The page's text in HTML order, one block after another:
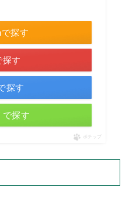
探す
探す
探す
で探す
ポチップ